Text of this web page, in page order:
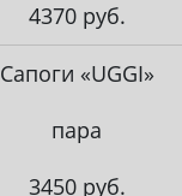
4370 руб.
Сапоги «UGGI»
пара
3450 руб.